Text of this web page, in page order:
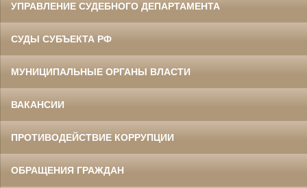
УПРАВЛЕНИЕ СУДЕБНОГО ДЕПАРТАМЕНТА
СУДЫ СУБЪЕКТА РФ
МУНИЦИПАЛЬНЫЕ ОРГАНЫ ВЛАСТИ
ВАКАНСИИ
ПРОТИВОДЕЙСТВИЕ КОРРУПЦИИ
ОБРАЩЕНИЯ ГРАЖДАН